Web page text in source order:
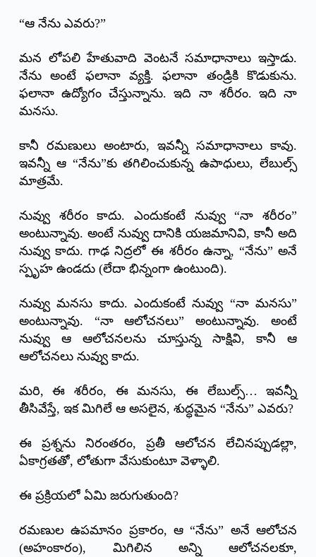
“ఆ నేను ఎవరు?”
మన లోపలి హేతువాది వెంటనే సమాధానాలు ఇస్తాడు.
నేను అంటే ఫలానా వ్యక్తి. ఫలానా తండ్రికి కొడుకును.
ఫలానా ఉద్యోగం చేస్తున్నాను. ఇది నా శరీరం. ఇది నా
మనసు.
కానీ రమణులు అంటారు, ఇవన్నీ సమాధానాలు కావు.
ఇవన్నీ ఆ “నేను”కు తగిలించుకున్న ఉపాధులు, లేబుల్స్
మాత్రమే.
నువ్వు శరీరం కాదు. ఎందుకంటే నువ్వు “నా శరీరం”
అంటున్నావు. అంటే నువ్వు దానికి యజమానివి, కానీ అది
నువ్వు కాదు. గాఢ నిద్రలో ఈ శరీరం ఉన్నా, “నేను” అనే
స్పృహ ఉండదు (లేదా భిన్నంగా ఉంటుంది).
నువ్వు మనసు కాదు. ఎందుకంటే నువ్వు “నా మనసు”
అంటున్నావు. “నా ఆలోచనలు” అంటున్నావు. అంటే
నువ్వు ఆ ఆలోచనలను చూస్తున్న సాక్షివి, కానీ ఆ
ఆలోచనలు నువ్వు కాదు.
మరి, ఈ శరీరం, ఈ మనసు, ఈ లేబుల్స్… ఇవన్నీ
తీసివేస్తే, ఇక మిగిలే ఆ అసలైన, శుద్ధమైన “నేను” ఎవరు?
ఈ ప్రశ్నను నిరంతరం, ప్రతీ ఆలోచన లేచినప్పుడల్లా,
ఏకాగ్రతతో, లోతుగా వేసుకుంటూ వెళ్ళాలి.
ఈ ప్రక్రియలో ఏమి జరుగుతుంది?
రమణుల ఉపమానం ప్రకారం, ఆ “నేను” అనే ఆలోచన
(అహంకారం), మిగిలిన అన్ని ఆలోచనలకూ,